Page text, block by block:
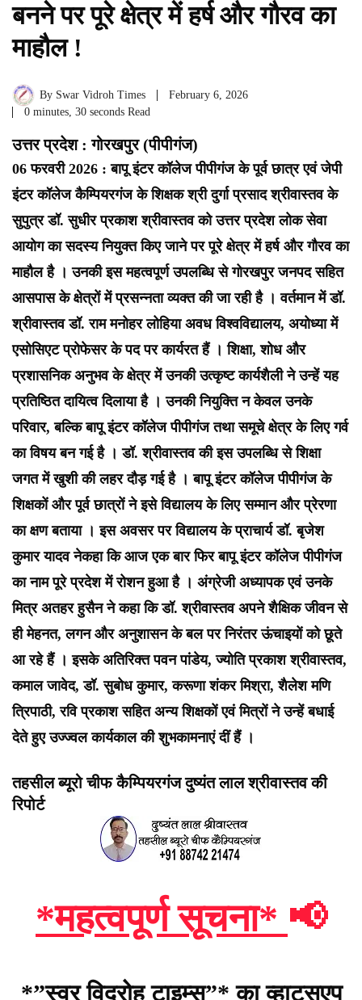
बनने पर पूरे क्षेत्र में हर्ष और गौरव का
माहौल !
By Swar Vidroh Times
February 6, 2026
0 minutes, 30 seconds Read
उत्तर प्रदेश : गोरखपुर (पीपीगंज)
06 फरवरी 2026 : बापू इंटर कॉलेज पीपीगंज के पूर्व छात्र एवं जेपी
इंटर कॉलेज कैम्पियरगंज के शिक्षक श्री दुर्गा प्रसाद श्रीवास्तव के
सुपुत्र डॉ. सुधीर प्रकाश श्रीवास्तव को उत्तर प्रदेश लोक सेवा
आयोग का सदस्य नियुक्त किए जाने पर पूरे क्षेत्र में हर्ष और गौरव का
माहौल है । उनकी इस महत्वपूर्ण उपलब्धि से गोरखपुर जनपद सहित
आसपास के क्षेत्रों में प्रसन्नता व्यक्त की जा रही है । वर्तमान में डॉ.
श्रीवास्तव डॉ. राम मनोहर लोहिया अवध विश्वविद्यालय, अयोध्या में
एसोसिएट प्रोफेसर के पद पर कार्यरत हैं । शिक्षा, शोध और
प्रशासनिक अनुभव के क्षेत्र में उनकी उत्कृष्ट कार्यशैली ने उन्हें यह
प्रतिष्ठित दायित्व दिलाया है । उनकी नियुक्ति न केवल उनके
परिवार, बल्कि बापू इंटर कॉलेज पीपीगंज तथा समूचे क्षेत्र के लिए गर्व
का विषय बन गई है । डॉ. श्रीवास्तव की इस उपलब्धि से शिक्षा
जगत में खुशी की लहर दौड़ गई है । बापू इंटर कॉलेज पीपीगंज के
शिक्षकों और पूर्व छात्रों ने इसे विद्यालय के लिए सम्मान और प्रेरणा
का क्षण बताया । इस अवसर पर विद्यालय के प्राचार्य डॉ. बृजेश
कुमार यादव नेकहा कि आज एक बार फिर बापू इंटर कॉलेज पीपीगंज
का नाम पूरे प्रदेश में रोशन हुआ है । अंग्रेजी अध्यापक एवं उनके
मित्र अतहर हुसैन ने कहा कि डॉ. श्रीवास्तव अपने शैक्षिक जीवन से
ही मेहनत, लगन और अनुशासन के बल पर निरंतर ऊंचाइयों को छूते
आ रहे हैं । इसके अतिरिक्त पवन पांडेय, ज्योति प्रकाश श्रीवास्तव,
कमाल जावेद, डॉ. सुबोध कुमार, करूणा शंकर मिश्रा, शैलेश मणि
त्रिपाठी, रवि प्रकाश सहित अन्य शिक्षकों एवं मित्रों ने उन्हें बधाई
देते हुए उज्ज्वल कार्यकाल की शुभकामनाएं दीं हैं ।
तहसील ब्यूरो चीफ कैम्पियरगंज दुष्यंत लाल श्रीवास्तव की
रिपोर्ट
*महत्वपूर्ण सूचना* 📢
*”स्वर विद्रोह टाइम्स”* का व्हाट्सएप